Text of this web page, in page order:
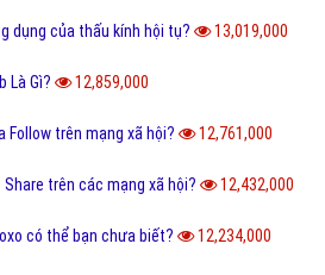
dụng của thấu kính hội tụ? 13,019,000
Là Gì? 12,859,000
Follow trên mạng xã hội? 12,761,000
trên các mạng xã hội? 12,432,000
có thể bạn chưa biết? 12,234,000